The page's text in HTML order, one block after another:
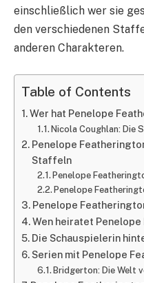
einschließlich wer sie
den verschiedenen
anderen Charakteren.
Table of Contents
Wer hat Penelope
Nicola Coughlan: Die
Penelope
Staffeln
Penelope
Penelope
Penelope
Wen heiratet
Die Schauspielerin
Serien mit Penelope
Bridgerton: Die Welt